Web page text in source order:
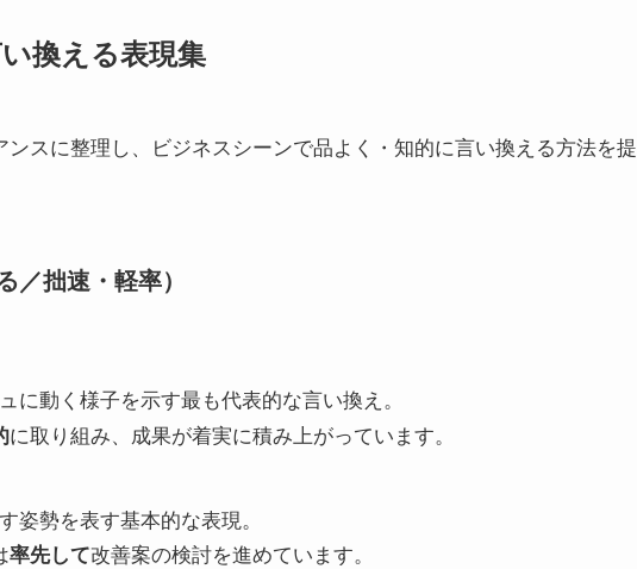
換える表現集
スに整理し、ビジネスシーンで品よく・知的に言い換える方法を提
／拙速・軽率）
に動く様子を示す最も代表的な言い換え。
に取り組み、成果が着実に積み上がっています。
姿勢を表す基本的な表現。
率先して改善案の検討を進めています。